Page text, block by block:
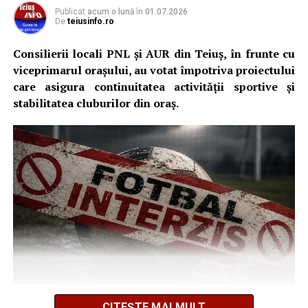
Publicat acum o lună în 01.07.2026
De teiusinfo.ro
Consilierii locali PNL și AUR din Teiuș, în frunte cu
viceprimarul orașului, au votat împotriva proiectului
care asigura continuitatea activității sportive și
stabilitatea cluburilor din oraș.